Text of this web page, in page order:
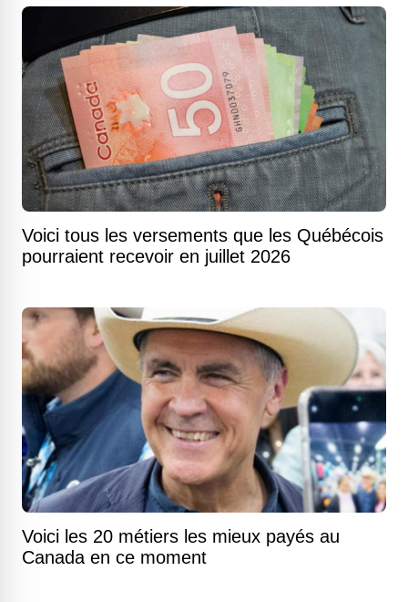
Voici tous les versements que les Québécois
pourraient recevoir en juillet 2026
Voici les 20 métiers les mieux payés au
Canada en ce moment